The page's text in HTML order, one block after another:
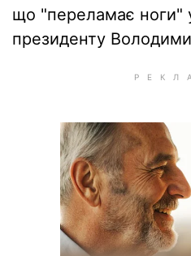
що "переламає ноги"
президенту